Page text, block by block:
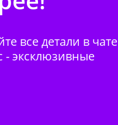
все детали в чате
- эксклюзивные